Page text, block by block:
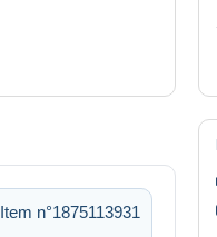
Item n°1875113931